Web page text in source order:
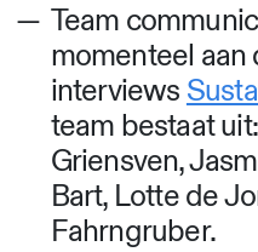
Team
momenteel aan
interviews
team bestaat
Griensven,
Bart, Lotte de
Fahrngruber.